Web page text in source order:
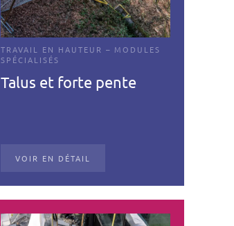
TRAVAIL EN HAUTEUR – MODULES
SPÉCIALISÉS
Talus et forte pente
VOIR EN DÉTAIL